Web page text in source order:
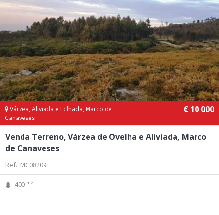
Várzea, Aliviada e Folhada, Marco de
Canaveses
€ 10 000
Venda Terreno, Várzea de Ovelha e Aliviada, Marco
de Canaveses
Ref.: MC08209
400 m2